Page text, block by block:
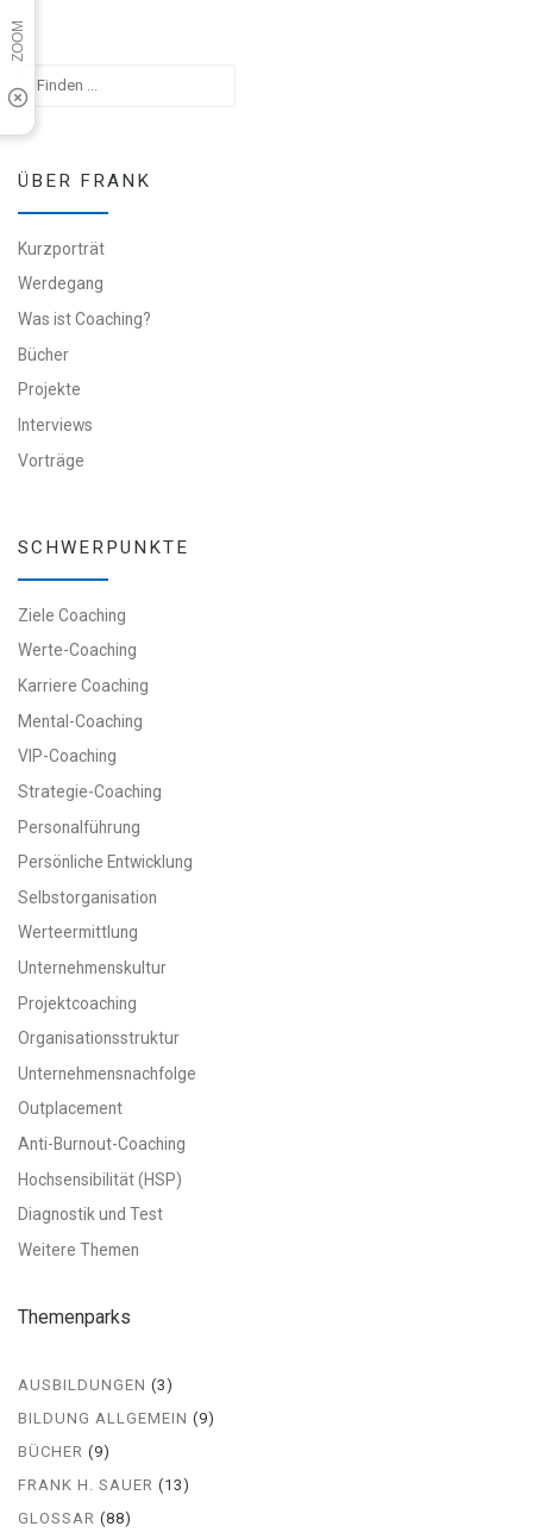
ÜBER FRANK
Kurzporträt
Werdegang
Was ist Coaching?
Bücher
Projekte
Interviews
Vorträge
SCHWERPUNKTE
Ziele Coaching
Werte-Coaching
Karriere Coaching
Mental-Coaching
VIP-Coaching
Strategie-Coaching
Personalführung
Persönliche Entwicklung
Selbstorganisation
Werteermittlung
Unternehmenskultur
Projektcoaching
Organisationsstruktur
Unternehmensnachfolge
Outplacement
Anti-Burnout-Coaching
Hochsensibilität (HSP)
Diagnostik und Test
Weitere Themen
Themenparks
AUSBILDUNGEN (3)
BILDUNG ALLGEMEIN (9)
BÜCHER (9)
FRANK H. SAUER (13)
GLOSSAR (88)